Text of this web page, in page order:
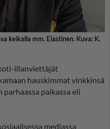
keikalla mm. Elastinen. Kuva: K.
illanviettäjät
hauskimmat vinkkinsä
paikassa eli
mediassa